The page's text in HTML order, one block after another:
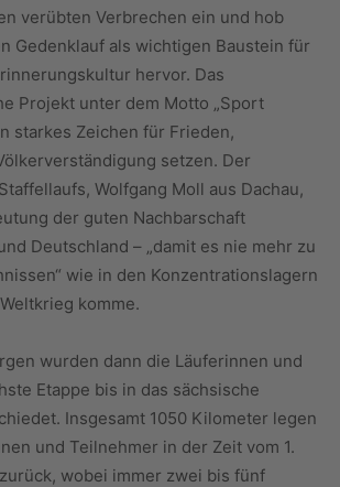
verübten Verbrechen ein und hob
Gedenklauf als wichtigen Baustein für
hervor. Das
Projekt unter dem Motto „Sport
starkes Zeichen für Frieden,
setzen. Der
Wolfgang Moll aus Dachau,
der guten Nachbarschaft
Deutschland – „damit es nie mehr zu
wie in den Konzentrationslagern
komme.
wurden dann die Läuferinnen und
Etappe bis in das sächsische
Insgesamt 1050 Kilometer legen
und Teilnehmer in der Zeit vom 1.
wobei immer zwei bis fünf